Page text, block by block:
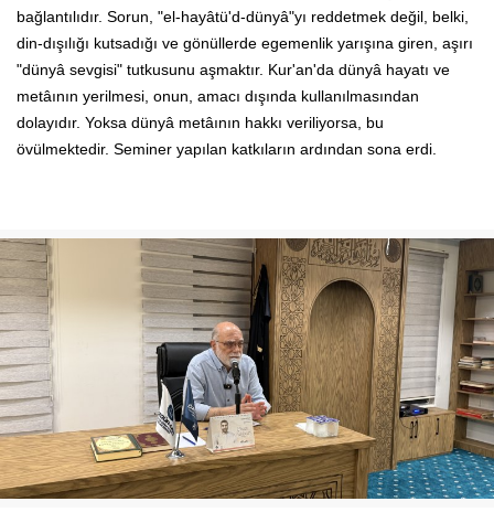
bağlantılıdır. Sorun, "el-hayâtü'd-dünyâ"yı reddetmek değil, belki,
din-dışılığı kutsadığı ve gönüllerde egemenlik yarışına giren, aşırı
"dünyâ sevgisi" tutkusunu aşmaktır. Kur'an'da dünyâ hayatı ve
metâının yerilmesi, onun, amacı dışında kullanılmasından
dolayıdır. Yoksa dünyâ metâının hakkı veriliyorsa, bu
övülmektedir. Seminer yapılan katkıların ardından sona erdi.